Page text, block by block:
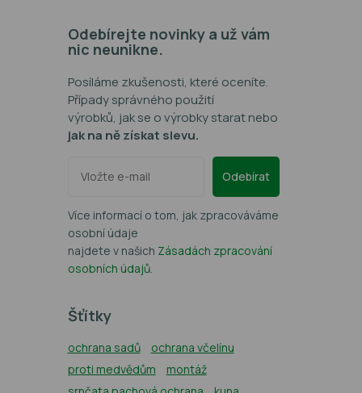
cm
Novinka
Sada PROFI držáků pachového
ohradníku s nosičem BIO PU pěny
+ sklolaminátový sloupek - 10 ks
Vhodný pro: ochranu zahrad, sadů, vinic
1 049 Kč
Odebírejte novinky a už vám
nic neunikne.
Posíláme zkušenosti, které oceníte.
Případy správného použití
výrobků, jak se o výrobky starat nebo
jak na ně získat slevu.
Odebírat
Více informací o tom, jak zpracováváme
osobní údaje
najdete v našich Zásadách zpracování
osobních údajů.
Šťítky
ochrana sadů
ochrana včelínu
proti medvědům
montáž